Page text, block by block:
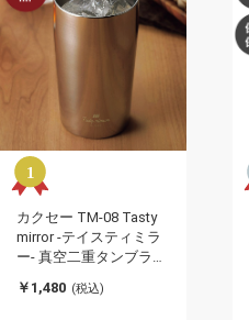
カクセー TM-08 Tasty
mirror -テイスティミラ
ー- 真空二重タンブラー
上げ(代引不可)
￥1,480 (税込)